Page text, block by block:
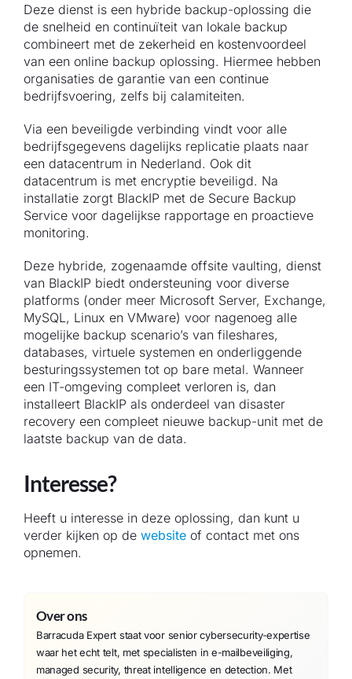
Deze dienst is een hybride backup-oplossing die
de snelheid en continuïteit van lokale backup
combineert met de zekerheid en kostenvoordeel
van een online backup oplossing. Hiermee hebben
organisaties de garantie van een continue
bedrijfsvoering, zelfs bij calamiteiten.
Via een beveiligde verbinding vindt voor alle
bedrijfsgegevens dagelijks replicatie plaats naar
een datacentrum in Nederland. Ook dit
datacentrum is met encryptie beveiligd. Na
installatie zorgt BlackIP met de Secure Backup
Service voor dagelijkse rapportage en proactieve
monitoring.
Deze hybride, zogenaamde offsite vaulting, dienst
van BlackIP biedt ondersteuning voor diverse
platforms (onder meer Microsoft Server, Exchange,
MySQL, Linux en VMware) voor nagenoeg alle
mogelijke backup scenario’s van fileshares,
databases, virtuele systemen en onderliggende
besturingssystemen tot op bare metal. Wanneer
een IT-omgeving compleet verloren is, dan
installeert BlackIP als onderdeel van disaster
recovery een compleet nieuwe backup-unit met de
laatste backup van de data.
Interesse?
Heeft u interesse in deze oplossing, dan kunt u
verder kijken op de websiteof contact met ons
opnemen.
Over ons
Barracuda Expert staat voor senior cybersecurity-expertise
waar het echt telt, met specialisten in e-mailbeveiliging,
managed security, threat intelligence en detection. Met